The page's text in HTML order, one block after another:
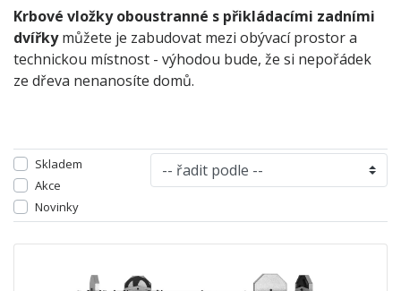
Krbové vložky oboustranné s přikládacími zadními
dvířkymůžete je zabudovat mezi obývací prostor a
technickou místnost - výhodou bude, že si nepořádek
ze dřeva nenanosíte domů.
Skladem
Akce
Novinky